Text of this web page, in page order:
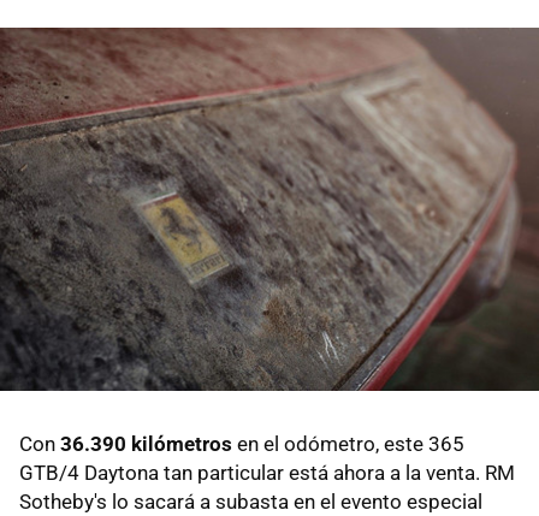
Con 36.390 kilómetros en el odómetro, este 365
GTB/4 Daytona tan particular está ahora a la venta. RM
Sotheby's lo sacará a subasta en el evento especial